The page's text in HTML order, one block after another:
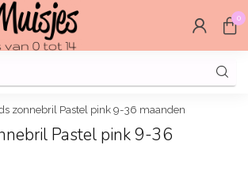
0
zonnebril Pastel pink 9-36 maanden
Pastel pink 9-36